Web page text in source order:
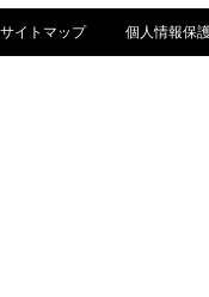
サイトマップ 個人情報保